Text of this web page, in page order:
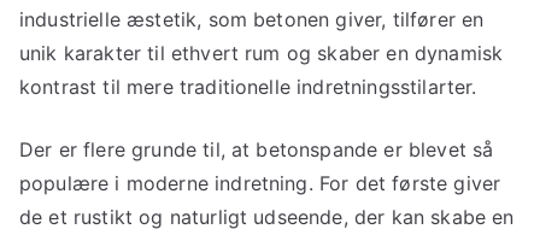
industrielle æstetik, som betonen giver, tilfører en
unik karakter til ethvert rum og skaber en dynamisk
kontrast til mere traditionelle indretningsstilarter.
Der er flere grunde til, at betonspande er blevet så
populære i moderne indretning. For det første giver
de et rustikt og naturligt udseende, der kan skabe en